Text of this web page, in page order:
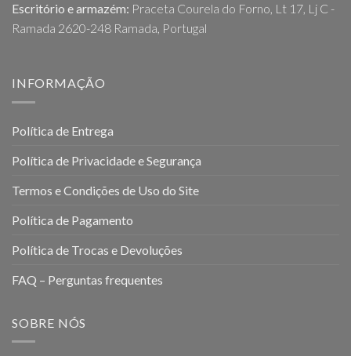
Escritório e armazém: Praceta Courela do Forno, Lt 17, Lj C -
Ramada 2620-248 Ramada, Portugal
INFORMAÇÃO
Política de Entrega
Política de Privacidade e Segurança
Termos e Condições de Uso do Site
Política de Pagamento
Política de Trocas e Devoluções
FAQ – Perguntas frequentes
SOBRE NÓS